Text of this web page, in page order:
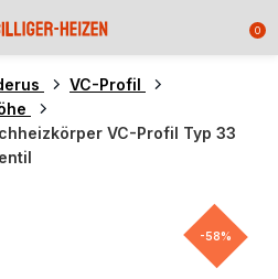
0
VC-Profil
VC-Profil Typ 33
-58%